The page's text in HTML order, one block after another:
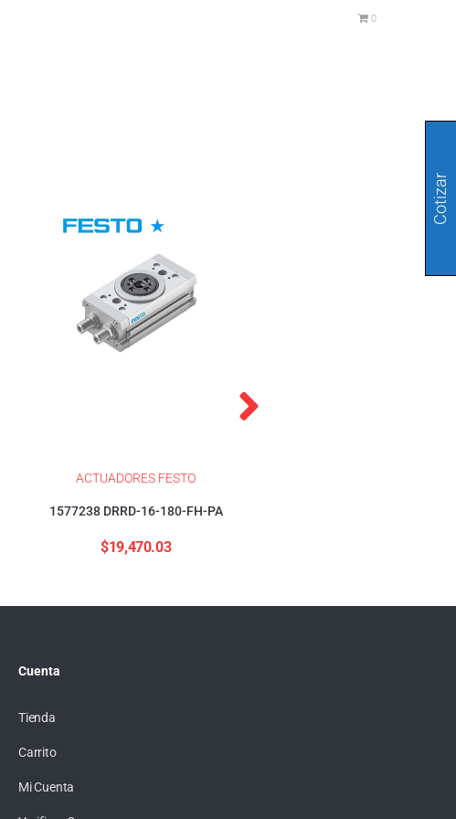
0
ACTUADORES FESTO
1577238 DRRD-16-180-FH-PA
$19,470.03
Cuenta
Tienda
Carrito
Mi Cuenta
Cotizar